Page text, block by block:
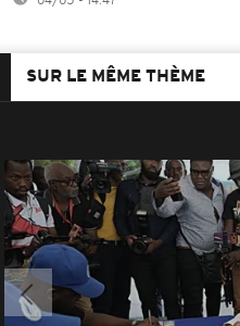
SUR LE MÊME THÈME